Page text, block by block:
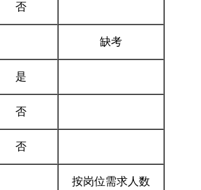
否
缺考
是
否
否
按岗位需求人数